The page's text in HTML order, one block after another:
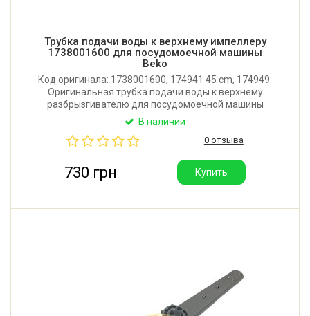
Трубка подачи воды к верхнему импеллеру
1738001600 для посудомоечной машины
Beko
Код оригинала: 1738001600, 174941 45 cm, 174949.
Оригинальная трубка подачи воды к верхнему
разбрызгивателю для посудомоечной машины
Beko, Whirlpool, Bauknecht, Hansa, Amica, Brandt,
Производитель: Турция.
В наличии
0 отзыва
730 грн Купить